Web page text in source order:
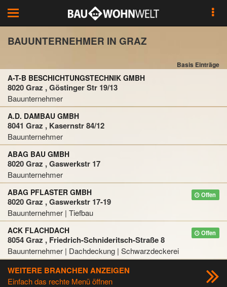
Toggle
navigation
BAUUNTERNEHMER IN GRAZ
Basis Einträge
A-T-B BESCHICHTUNGSTECHNIK GMBH
8020 Graz , Göstinger Str 19/13
Bauunternehmer
A.D. DAMBAU GMBH
8041 Graz , Kasernstr 84/12
Bauunternehmer
ABAG BAU GMBH
8020 Graz , Gaswerkstr 17
Bauunternehmer
Offen
ABAG PFLASTER GMBH
8020 Graz , Gaswerkstr 17-19
Bauunternehmer | Tiefbau
Offen
ACK FLACHDACH
8054 Graz , Friedrich-Schnideritsch-Straße 8
Bauunternehmer | Dachdeckung | Schwarzdeckerei
WEITERE BRANCHEN ANZEIGEN
Einfach das rechte Menü öffnen